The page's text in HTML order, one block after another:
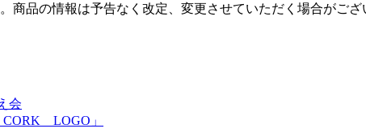
商品の情報は予告なく改定、変更させていただく場合がござ